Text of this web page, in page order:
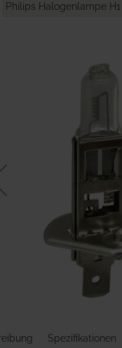
Philips Halogenlampe H1
Spezifikationen